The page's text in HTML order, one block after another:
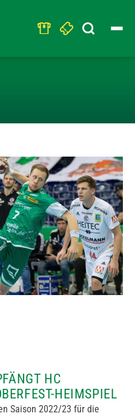
Search
for:
HC
HEIMSPIEL
Saison 2022/23 für die